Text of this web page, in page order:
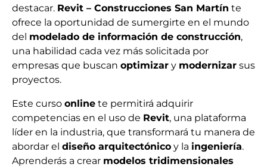
destacar. Revit – Construcciones San Martín te
ofrece la oportunidad de sumergirte en el mundo
del modelado de información de construcción,
una habilidad cada vez más solicitada por
empresas que buscan optimizar y modernizar sus
proyectos.
Este curso online te permitirá adquirir
competencias en el uso de Revit, una plataforma
líder en la industria, que transformará tu manera de
abordar el diseño arquitectónico y la ingeniería.
Aprenderás a crear modelos tridimensionales